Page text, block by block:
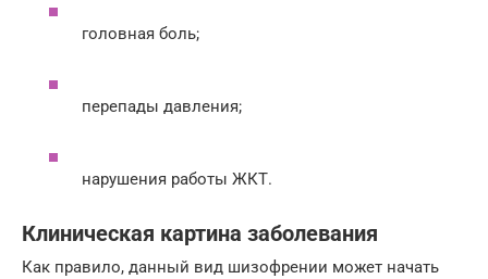
головная боль;
перепады давления;
нарушения работы ЖКТ.
Клиническая картина заболевания
Как правило, данный вид шизофрении может начать